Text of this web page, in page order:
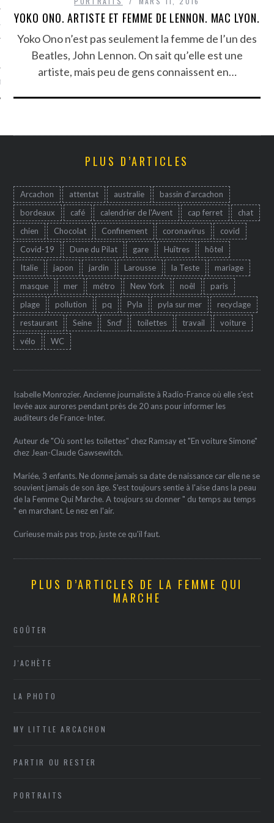
ARCACHON
YOKO ONO. ARTISTE ET FEMME DE LENNON. MAC LYON.
Yoko Ono n’est pas seulement la femme de l’un des
Beatles, John Lennon. On sait qu’elle est une
artiste, mais peu de gens connaissent en…
PLUS D’ARTICLES
Arcachon attentat australie
bassin d'arcachon
bordeaux
café calendrier de l'Avent cap ferret
chat
chien
Chocolat Confinement coronavirus
covid
Covid-19
Dune du Pilat gare Huîtres
hôtel
Italie
japon jardin Larousse la Teste
mariage
masque
mer métro New York noêl
paris
plage
pollution pq Pyla pyla sur mer
recyclage
restaurant
Seine Sncf toilettes travail
voiture
vélo
WC
Isabelle Monrozier. Ancienne journaliste à Radio-France où elle s'est
levée aux aurores pendant près de 20 ans pour informer les
auditeurs de France-Inter.
Auteur de "Où sont les toilettes" chez Ramsay et "En voiture Simone"
chez Jean-Claude Gawsewitch.
Mariée, 3 enfants. Ne donne jamais sa date de naissance car elle ne se
souvient jamais de son âge. S'est toujours sentie à l'aise dans la peau
de la Femme Qui Marche. A toujours su donner " du temps au temps
" en marchant. Le nez en l'air.
Curieuse mais pas trop, juste ce qu'il faut.
PLUS D’ARTICLES DE LA FEMME QUI
MARCHE
GOÛTER
J'ACHÈTE
LA PHOTO
MY LITTLE ARCACHON
PARTIR OU RESTER
PORTRAITS